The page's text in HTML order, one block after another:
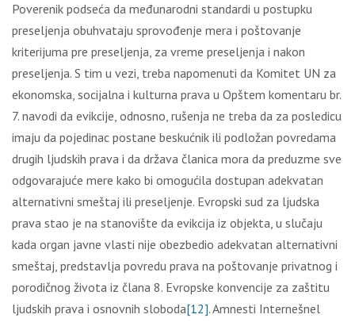
Poverenik podseća da međunarodni standardi u postupku
preseljenja obuhvataju sprovođenje mera i poštovanje
kriterijuma pre preseljenja, za vreme preseljenja i nakon
preseljenja. S tim u vezi, treba napomenuti da Komitet UN za
ekonomska, socijalna i kulturna prava u Opštem komentaru br.
7. navodi da evikcije, odnosno, rušenja ne treba da za posledicu
imaju da pojedinac postane beskućnik ili podložan povredama
drugih ljudskih prava i da država članica mora da preduzme sve
odgovarajuće mere kako bi omogućila dostupan adekvatan
alternativni smeštaj ili preseljenje. Evropski sud za ljudska
prava stao je na stanovište da evikcija iz objekta, u slučaju
kada organ javne vlasti nije obezbedio adekvatan alternativni
smeštaj, predstavlja povredu prava na poštovanje privatnog i
porodičnog života iz člana 8. Evropske konvencije za zaštitu
ljudskih prava i osnovnih sloboda[12]. Amnesti Internešnel